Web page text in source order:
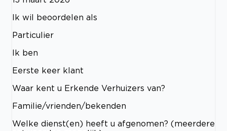
Ik wil beoordelen als
Particulier
Ik ben
Eerste keer klant
Waar kent u Erkende Verhuizers van?
Familie/vrienden/bekenden
Welke dienst(en) heeft u afgenomen? (meerdere